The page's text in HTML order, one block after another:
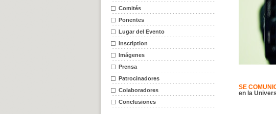
Comités
Ponentes
Lugar del Evento
Inscription
Imágenes
Prensa
Patrocinadores
Colaboradores
Conclusiones
SE
en la